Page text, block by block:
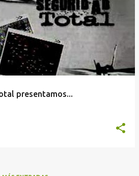
presentamos...